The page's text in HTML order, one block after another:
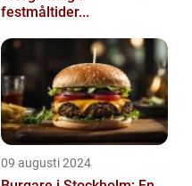
festmåltider...
09 augusti 2024